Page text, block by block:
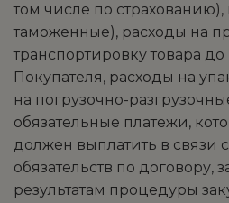
том числе по
таможенные), расходы на
транспортировку товара
Покупателя, расходы на
на погрузочно-
обязательные платежи,
должен выплатить в связи
обязательств по договору,
результатам процедуры